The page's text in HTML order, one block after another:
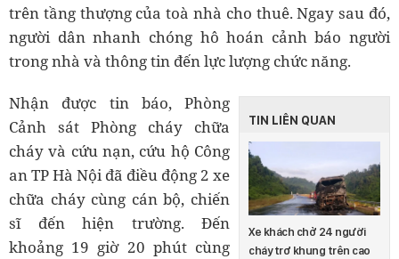
trên tầng thượng của toà nhà cho thuê. Ngay sau đó,
người dân nhanh chóng hô hoán cảnh báo người
trong nhà và thông tin đến lực lượng chức năng.
TIN LIÊN QUAN
Xe khách chở 24 người
cháy trơ khung trên cao
Nhận được tin báo, Phòng
Cảnh sát Phòng cháy chữa
cháy và cứu nạn, cứu hộ Công
an TP Hà Nội đã điều động 2 xe
chữa cháy cùng cán bộ, chiến
sĩ đến hiện trường. Đến
khoảng 19 giờ 20 phút cùng